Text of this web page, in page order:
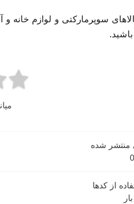
سوپرمارکتی و لوازم
منتشر شده
0
از کدها